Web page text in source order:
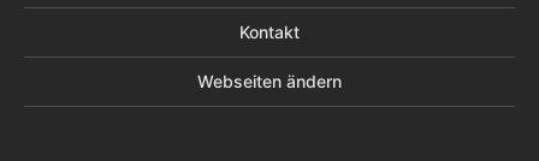
Kontakt
Webseiten ändern